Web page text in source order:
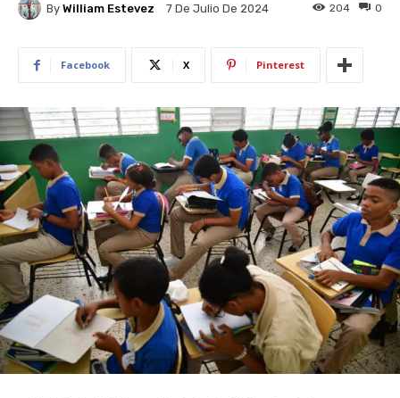
By William Estevez 7 De Julio De 2024 0
204
Facebook X Pinterest